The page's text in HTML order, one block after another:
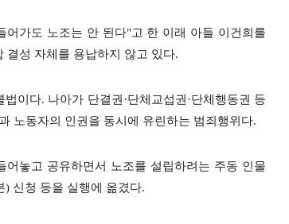
가도 노조는 안 된다"고 한 이래 아들 이건희를
결성 자체를 용납하지 않고 있다.
법이다. 나아가 단결권·단체교섭권·단체행동권 등
노동자의 인권을 동시에 유린하는 범죄행위다.
놓고 공유하면서 노조를 설립하려는 주동 인물
신청 등을 실행에 옮겼다.